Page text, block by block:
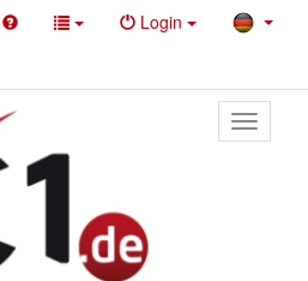
Login
Toggle
primary